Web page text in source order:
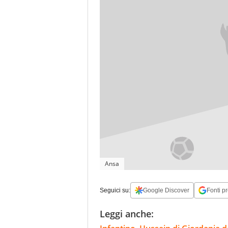
Ansa
Seguici su: Google Discover Fonti
Leggi anche: